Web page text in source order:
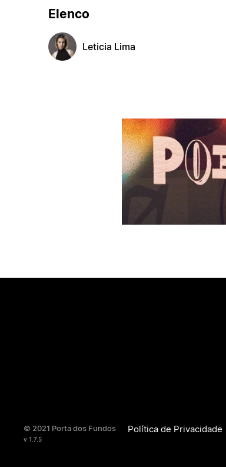
Elenco
Leticia Lima
© 2021 Porta dos Fundos
v:1.7.5
Política de Privacidade